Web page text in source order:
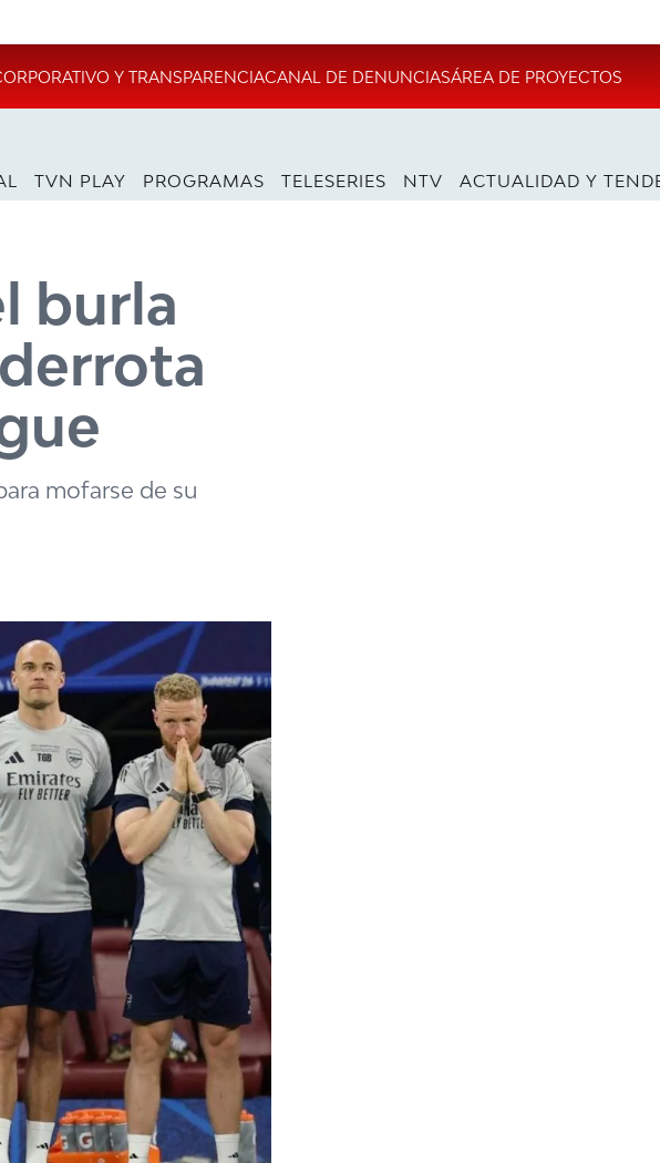
Y TRANSPARENCIACANAL DE DENUNCIASÁREA DE PROYECTOS
TVN PLAY PROGRAMAS TELESERIES NTV ACTUALIDAD Y
burla
mofarse de su